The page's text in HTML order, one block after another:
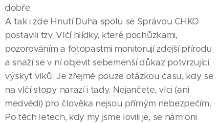
dobře.
A tak i zde Hnutí Duha spolu se Správou CHKO
postavili tzv. Vlčí hlídky, které pochůzkami,
pozorováním a fotopastmi monitorují zdejší přírodu
a snaží se v ní objevit sebemenší důkaz potvrzující
výskyt vlků. Je zřejmě pouze otázkou času, kdy se
na vlčí stopy narazí i tady. Nejančete, vlci (ani
medvědi) pro člověka nejsou přímým nebezpečím.
Po těch letech, kdy my jsme lovili je, se nám oni